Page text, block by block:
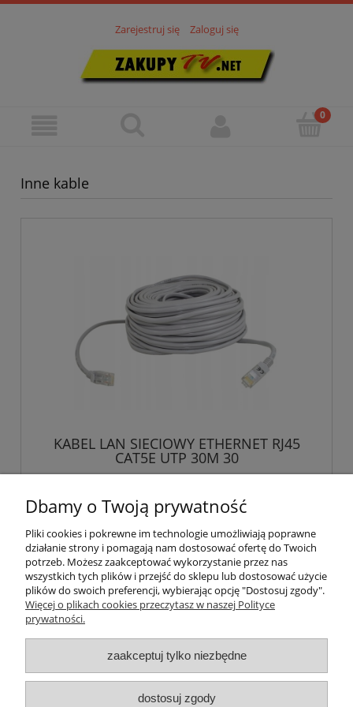
Zarejestruj się Zaloguj się
Inne kable
KABEL LAN SIECIOWY ETHERNET RJ45
CAT5E UTP 30M 30
17,85 zł
powiadom o dostępności
Pomoc
Dbamy o Twoją prywatność
Pliki cookies i pokrewne im technologie umożliwiają poprawne
działanie strony i pomagają nam dostosować ofertę do Twoich
potrzeb. Możesz zaakceptować wykorzystanie przez nas
wszystkich tych plików i przejść do sklepu lub dostosować użycie
plików do swoich preferencji, wybierając opcję "Dostosuj zgody".
Więcej o plikach cookies przeczytasz w naszej Polityce
prywatności.
zaakceptuj tylko niezbędne
dostosuj zgody